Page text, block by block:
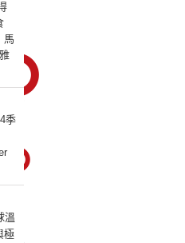
馬
季
溫
極